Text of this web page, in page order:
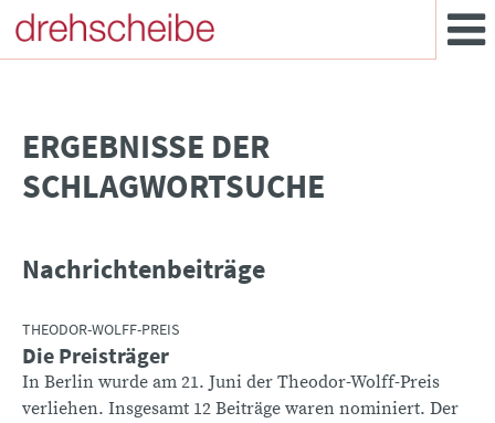
­ERGEBNISSE DER
SCHLAGWORTSUCHE
Nachrichtenbeiträge
THEODOR-WOLFF-PREIS
Die Preisträger
In Berlin wurde am 21. Juni der Theodor-Wolff-Preis
verliehen. Insgesamt 12 Beiträge waren nominiert. Der